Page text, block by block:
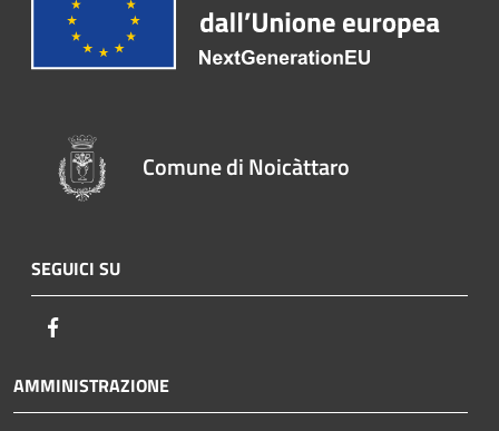
Comune di Noicàttaro
SEGUICI SU
AMMINISTRAZIONE